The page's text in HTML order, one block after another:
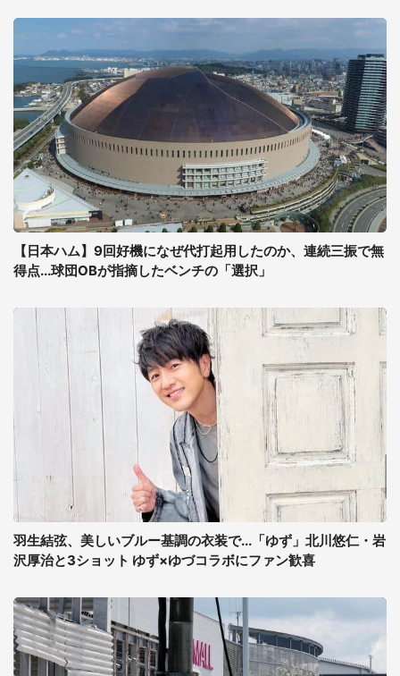
【日本ハム】9回好機になぜ代打起用したのか、連続三振で無
得点...球団OBが指摘したベンチの「選択」
羽生結弦、美しいブルー基調の衣装で...「ゆず」北川悠仁・岩
沢厚治と3ショット ゆず×ゆづコラボにファン歓喜